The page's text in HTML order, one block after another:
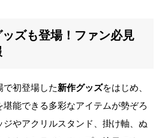
ズも登場！ファン必見
で初登場した新作グッズをはじめ、
堪能できる多彩なアイテムが勢ぞろ
やアクリルスタンド、掛け軸、ぬ